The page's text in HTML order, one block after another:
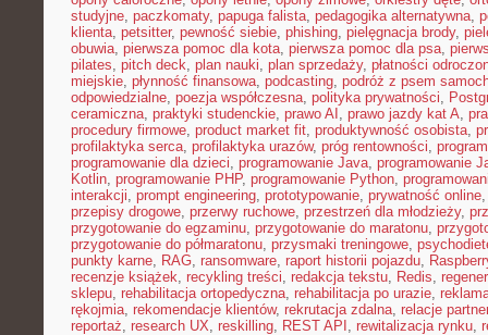
studyjne, paczkomaty, papuga falista, pedagogika alternatywna,
klienta, petsitter, pewność siebie, phishing, pielęgnacja brody,
obuwia, pierwsza pomoc dla kota, pierwsza pomoc dla psa,
pilates, pitch deck, plan nauki, plan sprzedaży, płatności
miejskie, płynność finansowa, podcasting, podróż z psem
odpowiedzialne, poezja współczesna, polityka prywatności,
ceramiczna, praktyki studenckie, prawo AI , prawo jazdy kat A,
procedury firmowe, product market fit, produktywność osobista,
profilaktyka serca, profilaktyka urazów, próg rentowności,
programowanie dla dzieci, programowanie Java, programowanie
Kotlin, programowanie PHP, programowanie Python,
interakcji, prompt engineering, prototypowanie, prywatność online
przepisy drogowe, przerwy ruchowe, przestrzeń dla młodzieży,
przygotowanie do egzaminu, przygotowanie do maratonu,
przygotowanie do półmaratonu, przysmaki treningowe,
punkty karne, RAG, ransomware, raport historii pojazdu,
recenzje książek, recykling treści, redakcja tekstu, Redis,
sklepu, rehabilitacja ortopedyczna, rehabilitacja po urazie,
rękojmia, rekomendacje klientów, rekrutacja zdalna, relacje
reportaż, research UX, reskilling, REST API , rewitalizacja rynku,